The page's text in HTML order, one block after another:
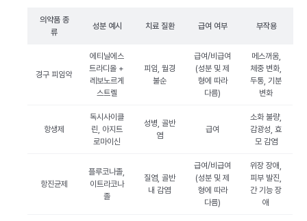
의약품 종
류
성분 예시 치료 질환 급여 여부 부작용
경구 피임약
에티닐에스
트라디올 +
레보노르게
스트렐
피임, 월경
불순
급여/비급여
(성분 및 제
형에 따라
다름)
메스꺼움,
체중 변화,
두통, 기분
변화
항생제
독시사이클
린, 아지트
로마이신
성병, 골반
염
급여
소화 불량,
감광성, 효
모 감염
항진균제
플루코나졸,
이트라코나
졸
질염, 골반
내 감염
급여/비급여
(성분 및 제
형에 따라
다름)
위장 장애,
피부 발진,
간 기능 장
애